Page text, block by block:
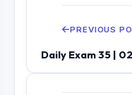
PREVIOUS
Daily Exam 35 |